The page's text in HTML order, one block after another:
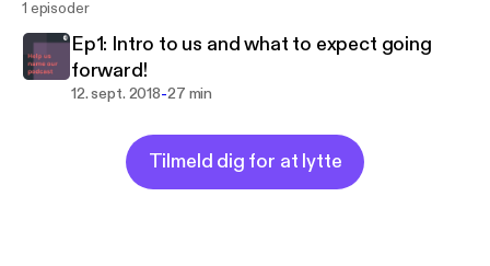
mindset that goes with it.
1 episoder
Ep1: Intro to us and what to expect going
forward!
12. sept. 2018-27 min
Tilmeld dig for at lytte